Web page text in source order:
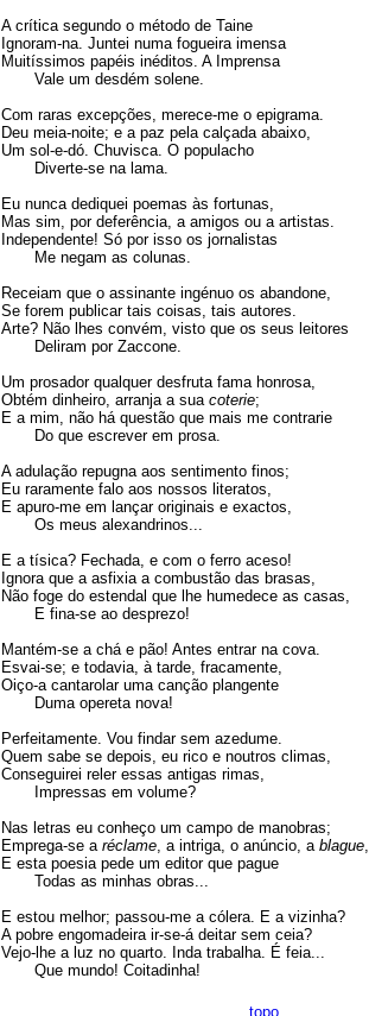
A crítica segundo o método de Taine
Ignoram-na. Juntei numa fogueira imensa
Muitíssimos papéis inéditos. A Imprensa
Vale um desdém solene.
Com raras excepções, merece-me o epigrama.
Deu meia-noite; e a paz pela calçada abaixo,
Um sol-e-dó. Chuvisca. O populacho
Diverte-se na lama.
Eu nunca dediquei poemas às fortunas,
Mas sim, por deferência, a amigos ou a artistas.
Independente! Só por isso os jornalistas
Me negam as colunas.
Receiam que o assinante ingénuo os abandone,
Se forem publicar tais coisas, tais autores.
Arte? Não lhes convém, visto que os seus leitores
Deliram por Zaccone.
Um prosador qualquer desfruta fama honrosa,
Obtém dinheiro, arranja a suacoterie;
E a mim, não há questão que mais me contrarie
Do que escrever em prosa.
A adulação repugna aos sentimento finos;
Eu raramente falo aos nossos literatos,
E apuro-me em lançar originais e exactos,
Os meus alexandrinos...
E a tísica? Fechada, e com o ferro aceso!
Ignora que a asfixia a combustão das brasas,
Não foge do estendal que lhe humedece as casas,
E fina-se ao desprezo!
Mantém-se a chá e pão! Antes entrar na cova.
Esvai-se; e todavia, à tarde, fracamente,
Oiço-a cantarolar uma canção plangente
Duma opereta nova!
Perfeitamente. Vou findar sem azedume.
Quem sabe se depois, eu rico e noutros climas,
Conseguirei reler essas antigas rimas,
Impressas em volume?
Nas letras eu conheço um campo de manobras;
Emprega-se aréclame, a intriga, o anúncio, ablague,
E esta poesia pede um editor que pague
Todas as minhas obras...
E estou melhor; passou-me a cólera. E a vizinha?
A pobre engomadeira ir-se-á deitar sem ceia?
Vejo-lhe a luz no quarto. Inda trabalha. É feia...
Que mundo! Coitadinha!
topo